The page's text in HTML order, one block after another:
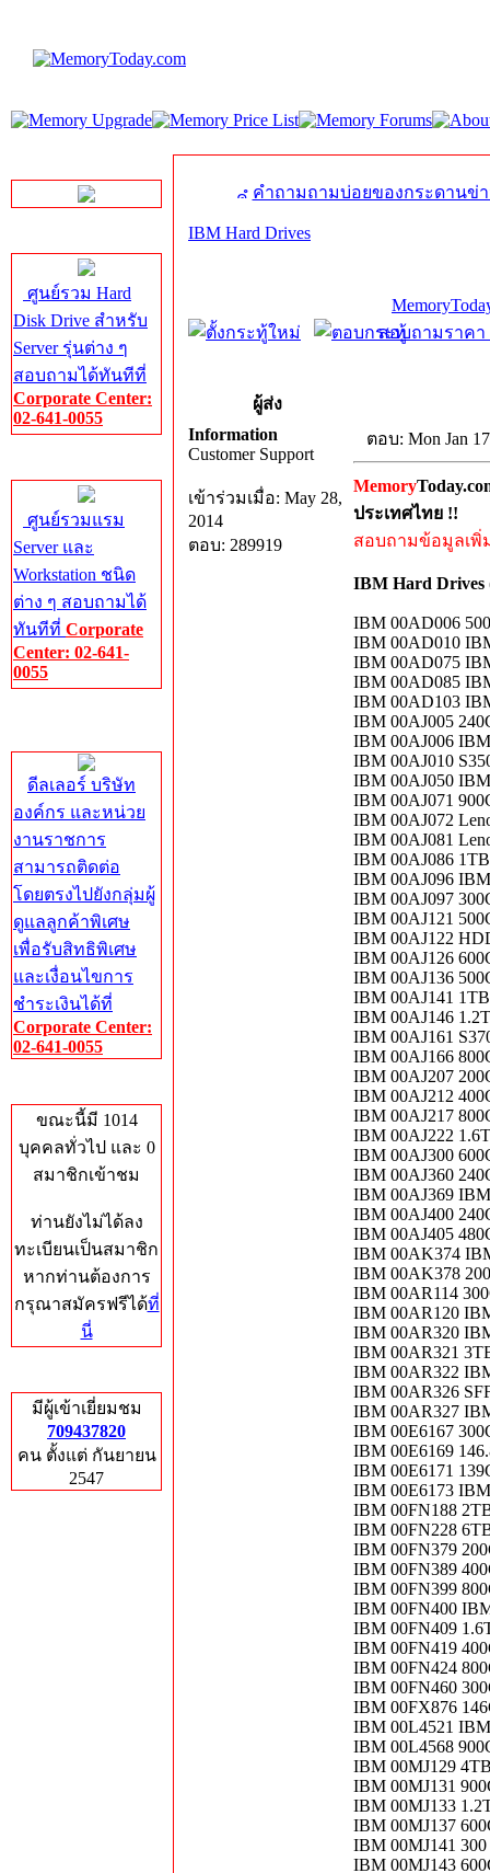
ศูนย์รวม Hard
Disk Drive สำหรับ
Server รุ่นต่าง ๆ
สอบถามได้ทันทีที่
Corporate Center:
02-641-0055
ศูนย์รวมแรม
Server และ
Workstation ชนิด
ต่าง ๆ สอบถามได้
ทันทีที่ Corporate
Center: 02-641-
0055
ดีลเลอร์ บริษัท
องค์กร และหน่วย
งานราชการ
สามารถติดต่อ
โดยตรงไปยังกลุ่มผู้
ดูแลลูกค้าพิเศษ
เพื่อรับสิทธิพิเศษ
และเงื่อนไขการ
ชำระเงินได้ที่
Corporate Center:
02-641-0055
ขณะนี้มี 1014
บุคคลทั่วไป และ 0
สมาชิกเข้าชม
ท่านยังไม่ได้ลง
ทะเบียนเป็นสมาชิก
หากท่านต้องการ
กรุณาสมัครฟรีได้ที่
นี่
มีผู้เข้าเยี่ยมชม
709437820
คน ตั้งแต่ กันยายน
2547
คำถามถามบ่อยของกระดานข่
IBM Hard Drives
สอบถามราคา
ผู้ส่ง
Information
Customer Support
เข้าร่วมเมื่อ: May 28,
2014
ตอบ: 289919
ตอบ: Mon Jan
Memory
ประเทศไทย !!
สอบถามข้อมูลเพิ่
IBM Hard Drives
IBM 00AD006
IBM 00AD010
IBM 00AD075
IBM 00AD085
IBM 00AD103
IBM 00AJ005
IBM 00AJ006
IBM 00AJ010
IBM 00AJ050
IBM 00AJ071
IBM 00AJ072
IBM 00AJ081
IBM 00AJ086
IBM 00AJ096
IBM 00AJ097
IBM 00AJ121
IBM 00AJ122
IBM 00AJ126
IBM 00AJ136
IBM 00AJ141
IBM 00AJ146
IBM 00AJ161
IBM 00AJ166
IBM 00AJ207
IBM 00AJ212
IBM 00AJ217
IBM 00AJ222
IBM 00AJ300
IBM 00AJ360
IBM 00AJ369
IBM 00AJ400
IBM 00AJ405
IBM 00AK374
IBM 00AK378
IBM 00AR114
IBM 00AR120
IBM 00AR320
IBM 00AR321
IBM 00AR322
IBM 00AR326
IBM 00AR327
IBM 00E6167
IBM 00E6169
IBM 00E6171
IBM 00E6173
IBM 00FN188
IBM 00FN228
IBM 00FN379
IBM 00FN389
IBM 00FN399
IBM 00FN400
IBM 00FN409
IBM 00FN419
IBM 00FN424
IBM 00FN460
IBM 00FX876
IBM 00L4521
IBM 00L4568
IBM 00MJ129
IBM 00MJ131
IBM 00MJ133
IBM 00MJ137
IBM 00MJ141
IBM 00MJ143